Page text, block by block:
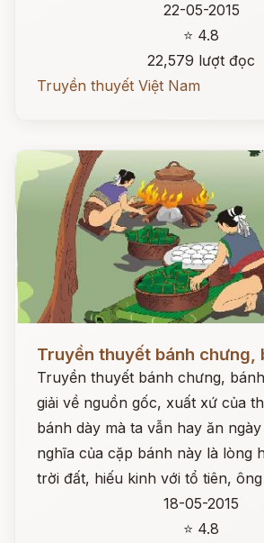
22-05-2015
⭐ 4.8
22,579 lượt đọc
Truyền thuyết Việt Nam
Đọc ngay
Truyền thuyết bánh chưng,
Truyền thuyết bánh chưng,
giải về nguồn gốc, xuất xứ của
bánh dày mà ta vẫn hay ăn ngày
nghĩa của cặp bánh này là lòng
trời đất, hiếu kinh với tổ tiên,
18-05-2015
⭐ 4.8